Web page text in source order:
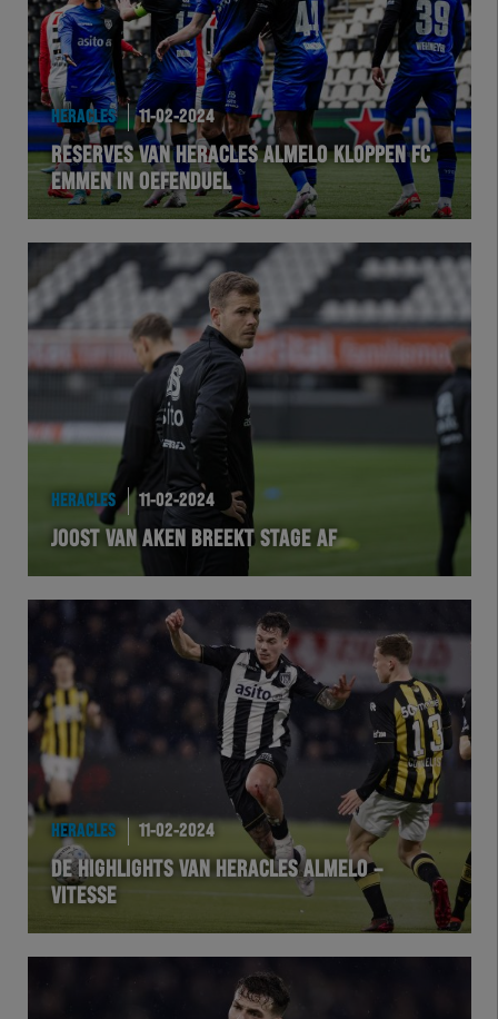
HERVOL
HEREXC
EXCHER
VOLHER
HERTEL
Natuurgras
Wedstrijd
BusinessClub
Team Zwart Wit
Futsal
eSports
Academie
HERACLES 11-02-2024
RESERVES VAN HERACLES ALMELO KLOPPEN FC
EMMEN IN OEFENDUEL
HERACLES 11-02-2024
JOOST VAN AKEN BREEKT STAGE AF
HERACLES 11-02-2024
DE HIGHLIGHTS VAN HERACLES ALMELO –
VITESSE